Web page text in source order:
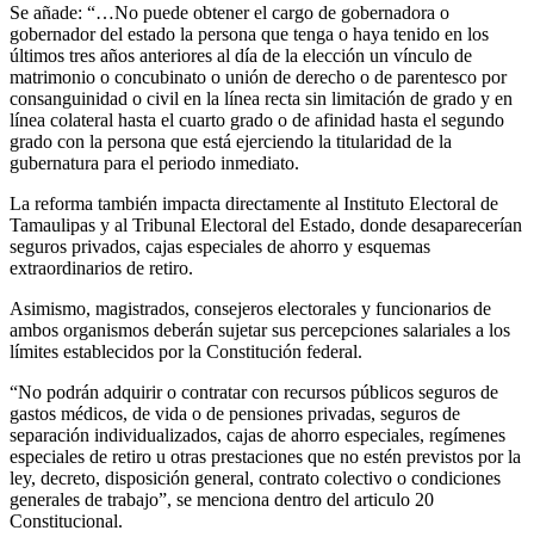
Se añade: “…No puede obtener el cargo de gobernadora o
gobernador del estado la persona que tenga o haya tenido en los
últimos tres años anteriores al día de la elección un vínculo de
matrimonio o concubinato o unión de derecho o de parentesco por
consanguinidad o civil en la línea recta sin limitación de grado y en
línea colateral hasta el cuarto grado o de afinidad hasta el segundo
grado con la persona que está ejerciendo la titularidad de la
gubernatura para el periodo inmediato.
La reforma también impacta directamente al Instituto Electoral de
Tamaulipas y al Tribunal Electoral del Estado, donde desaparecerían
seguros privados, cajas especiales de ahorro y esquemas
extraordinarios de retiro.
Asimismo, magistrados, consejeros electorales y funcionarios de
ambos organismos deberán sujetar sus percepciones salariales a los
límites establecidos por la Constitución federal.
“No podrán adquirir o contratar con recursos públicos seguros de
gastos médicos, de vida o de pensiones privadas, seguros de
separación individualizados, cajas de ahorro especiales, regímenes
especiales de retiro u otras prestaciones que no estén previstos por la
ley, decreto, disposición general, contrato colectivo o condiciones
generales de trabajo”, se menciona dentro del articulo 20
Constitucional.